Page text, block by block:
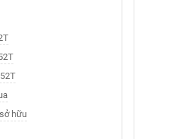
hữu